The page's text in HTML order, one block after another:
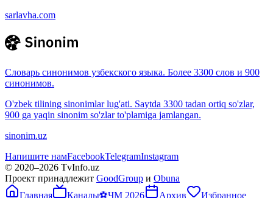
sarlavha.com
Словарь синонимов узбекского языка. Более 3300 слов и 900
синонимов.
O'zbek tilining sinonimlar lug'ati. Saytda 3300 tadan ortiq so'zlar,
900 ga yaqin sinonim so'zlar to'plamiga jamlangan.
sinonim.uz
Напишите намFacebookTelegramInstagram
© 2020–2026 TvInfo.uz
Проект принадлежит GoodGroup и Obuna
Главная
Каналы⚽ЧМ 2026 Архив Избранное